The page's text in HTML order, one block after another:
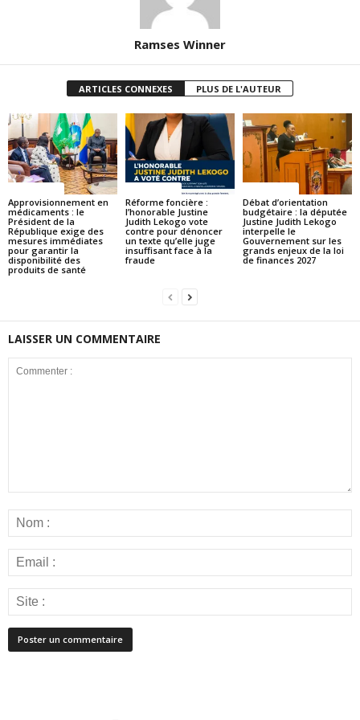
Ramses Winner
ARTICLES CONNEXES PLUS DE L'AUTEUR
Approvisionnement en
médicaments : le
Président de la
République exige des
mesures immédiates
pour garantir la
disponibilité des
produits de santé
Réforme foncière :
l’honorable Justine
Judith Lekogo vote
contre pour dénoncer
un texte qu’elle juge
insuffisant face à la
fraude
Débat d’orientation
budgétaire : la députée
Justine Judith Lekogo
interpelle le
Gouvernement sur les
grands enjeux de la loi
de finances 2027
LAISSER UN COMMENTAIRE